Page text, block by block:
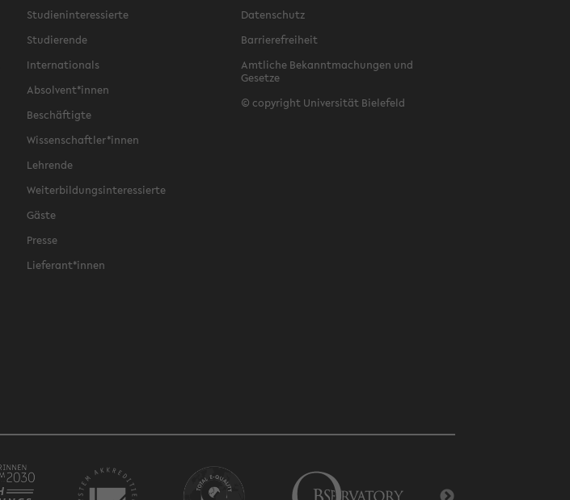
Studieninteressierte
Studierende
Internationals
Absolvent*innen
Beschäftigte
Wissenschaftler*innen
Lehrende
Weiterbildungsinteressierte
Gäste
Presse
Lieferant*innen
Datenschutz
Barrierefreiheit
Amtliche Bekanntmachungen und
Gesetze
© copyright Universität Bielefeld